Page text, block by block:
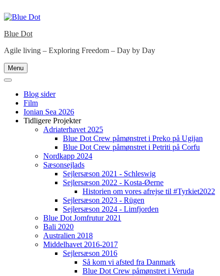
to
Blue Dot
Agile living – Exploring Freedom – Day by Day
Menu
Blog sider
Film
Ionian Sea 2026
Tidligere Projekter
Adriaterhavet 2025
Blue Dot Crew påmønstret i Preko på Ugijan
Blue Dot Crew påmønstret i Petriti på Corfu
Nordkapp 2024
Sæsonsejlads
Sejlersæson 2021 - Schleswig
Sejlersæson 2022 - Kosta-Øerne
Historien om vores afrejse til #Tyrkiet2022
Sejlersæson 2023 - Rügen
Sejlersæson 2024 - Limfjorden
Blue Dot Jomfrutur 2021
Bali 2020
Australien 2018
Middelhavet 2016-2017
Sejlersæson 2016
Så kom vi afsted fra Danmark
Blue Dot Crew påmønstret i Veruda